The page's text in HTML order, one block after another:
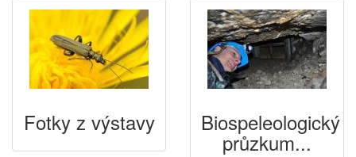
Fotky z výstavy Biospeleologický
průzkum...